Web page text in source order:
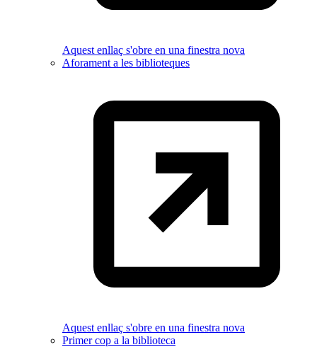
Aquest enllaç s'obre en una finestra nova
Aforament a les biblioteques
Aquest enllaç s'obre en una finestra nova
Primer cop a la biblioteca